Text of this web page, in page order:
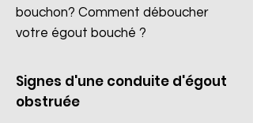
bouchon? Comment déboucher
votre égout bouché ?
Signes d'une conduite d'égout
obstruée